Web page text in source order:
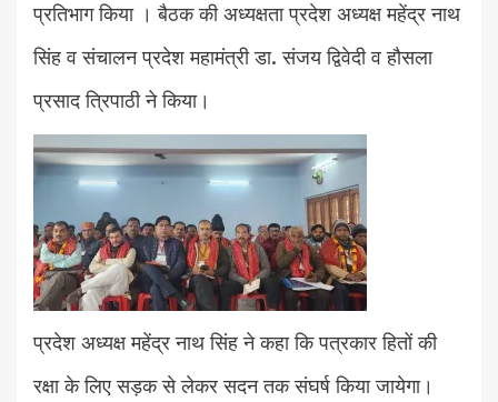
प्रतिभाग किया । बैठक की अध्यक्षता प्रदेश अध्यक्ष महेंद्र नाथ
सिंह व संचालन प्रदेश महामंत्री डा. संजय द्विवेदी व हौसला
प्रसाद त्रिपाठी ने किया।
प्रदेश अध्यक्ष महेंद्र नाथ सिंह ने कहा कि पत्रकार हितों की
रक्षा के लिए सड़क से लेकर सदन तक संघर्ष किया जायेगा।